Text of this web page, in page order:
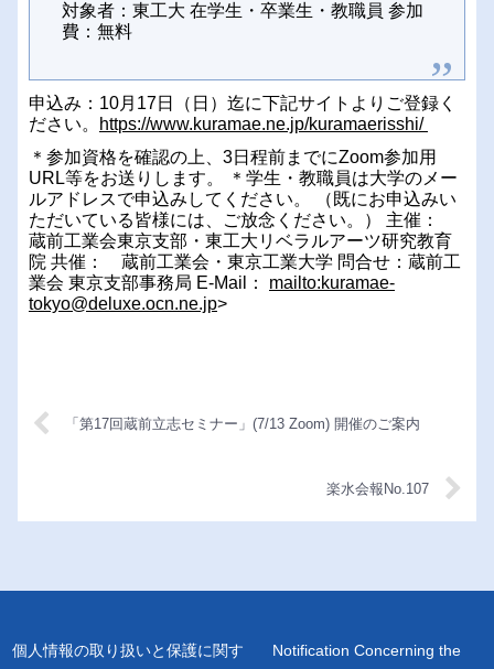
対象者：東工大 在学生・卒業生・教職員 参加
費：無料
申込み：10月17日（日）迄に下記サイトよりご登録く
ださい。
https://www.kuramae.ne.jp/kuramaerisshi/
＊参加資格を確認の上、3日程前までにZoom参加用
URL等をお送りします。
＊学生・教職員は大学のメー
ルアドレスで申込みしてください。
（既にお申込みい
ただいている皆様には、ご放念ください。）
主催：
蔵前工業会東京支部・東工大リベラルアーツ研究教育
院 共催： 蔵前工業会・東京工業大学 問合せ：蔵前工
業会 東京支部事務局 E-Mail： mailto:kuramae-
tokyo@deluxe.ocn.ne.jp>
「第17回蔵前立志セミナー」(7/13 Zoom) 開催のご案内
楽水会報No.107
個人情報の取り扱いと保護に関す
Notification Concerning the